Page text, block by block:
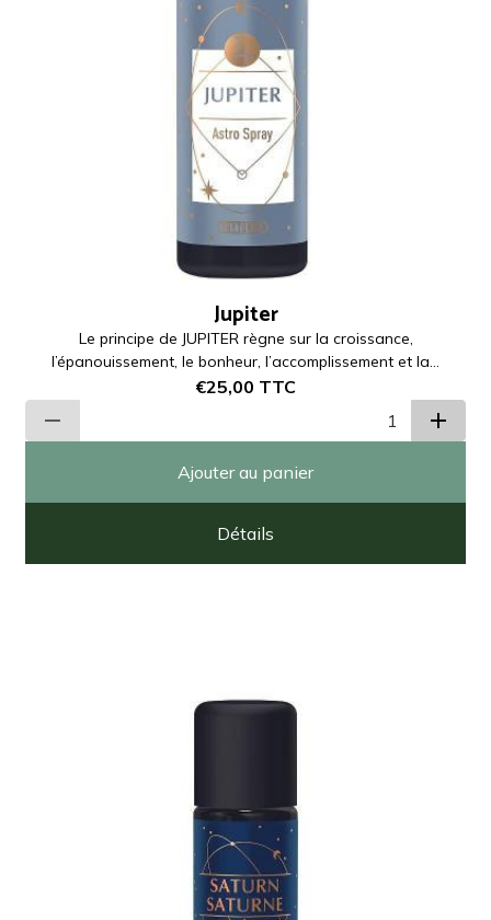
Jupiter
Le principe de JUPITER règne sur la croissance,
l’épanouissement, le bonheur, l’accomplissement et la...
€25,00 TTC
Ajouter au panier
Détails